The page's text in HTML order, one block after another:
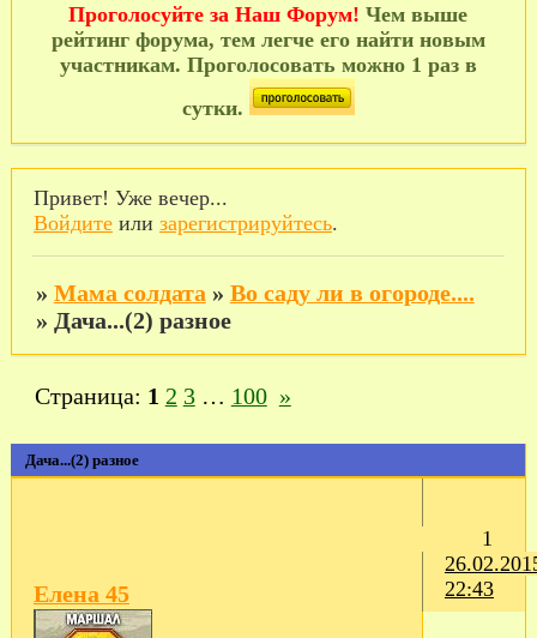
Проголосуйте за Наш Форум! Чем выше
рейтинг форума, тем легче его найти новым
участникам. Проголосовать можно 1 раз в
сутки.
Привет! Уже вечер...
Войдитеили зарегистрируйтесь.
» Мама солдата » Во саду ли в огороде....
» Дача...(2) разное
Дача...(2) разное
Страница: 1 2 3 … 100 »
1
22:43
Елена 45